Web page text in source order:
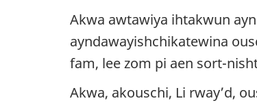
Akwa awtawiya ihtakwun
ayndawayishchikatewina
fam, lee zom pi aen sort-
Akwa, akouschi, Li rway’d,